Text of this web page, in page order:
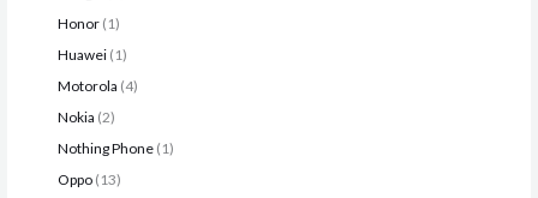
Honor 1
Huawei 1
Motorola 4
Nokia 2
Nothing Phone 1
Oppo 13